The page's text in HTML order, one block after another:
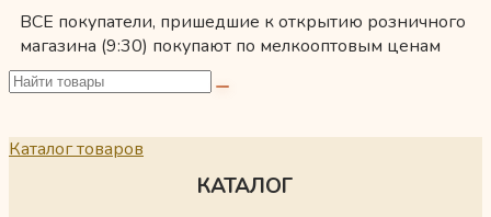
ВСЕ покупатели, пришедшие к открытию розничного
магазина (9:30) покупают по мелкооптовым ценам
Каталог товаров
КАТАЛОГ